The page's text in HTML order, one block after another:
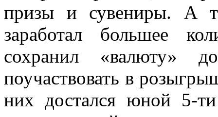
призы и сувениры. А
заработал большее
сохранил «валюту»
поучаствовать в
них достался юной 5-ти